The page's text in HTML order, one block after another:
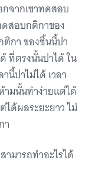
กจากเขาทดสอบ
ดสอบกติกาของ
ติกา ของชิ้นนี้ปา
ที่ตรงนั้นปาได้ ใน
นี้ปาไม่ได้ เวลา
ามนั้นทำง่ายแต่ได้
ด้ผลระยะยาว ไม่
า
ามารถทำอะไรได้